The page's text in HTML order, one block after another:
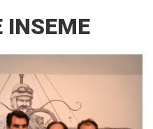
INSEME